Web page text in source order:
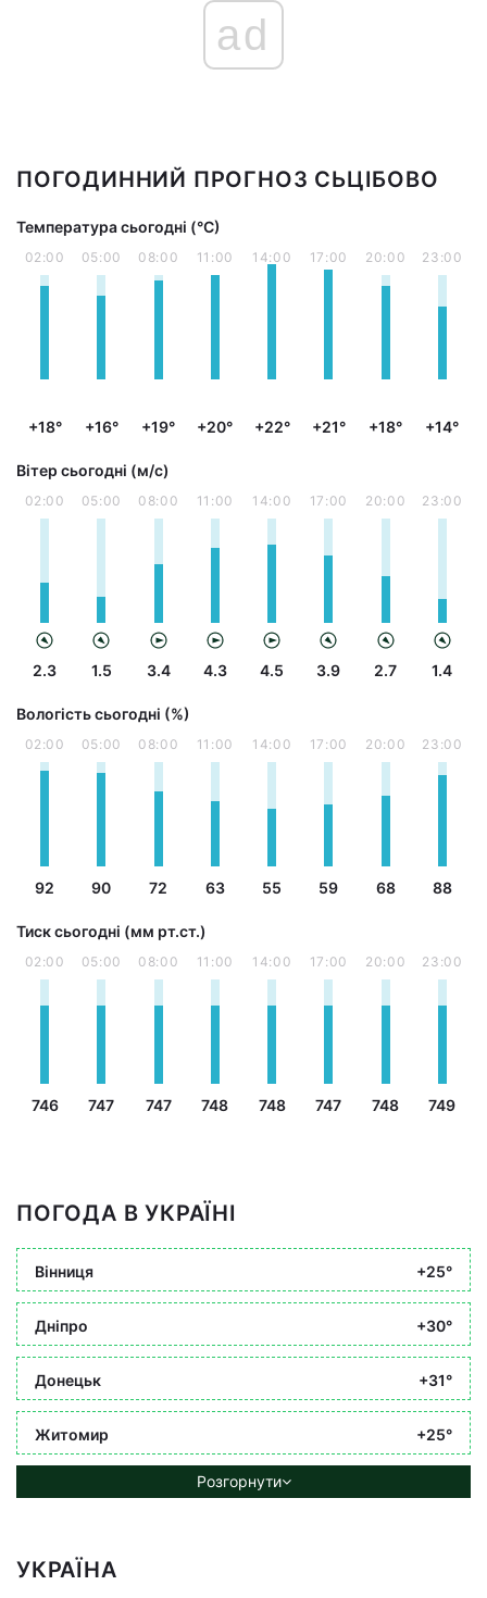
ad
ПОГОДИННИЙ ПРОГНОЗ СЬЦІБОВО
Температура сьогодні (°С)
02:00
+18°
05:00
+16°
08:00
+19°
11:00
+20°
14:00
+22°
17:00
+21°
20:00
+18°
23:00
+14°
Вітер сьогодні (м/с)
02:00
2.3
05:00
1.5
08:00
3.4
11:00
4.3
14:00
4.5
17:00
3.9
20:00
2.7
23:00
1.4
Вологість сьогодні (%)
02:00
92
05:00
90
08:00
72
11:00
63
14:00
55
17:00
59
20:00
68
23:00
88
Тиск сьогодні (мм рт.ст.)
02:00
746
05:00
747
08:00
747
11:00
748
14:00
748
17:00
747
20:00
748
23:00
749
ПОГОДА В УКРАЇНІ
Вінниця +25°
Дніпро +30°
Донецьк +31°
Житомир +25°
Розгорнути
УКРАЇНА